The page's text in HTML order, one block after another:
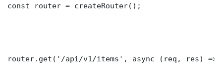
const router = createRouter();
router.get('/api/v1/items', async (req, res) =>